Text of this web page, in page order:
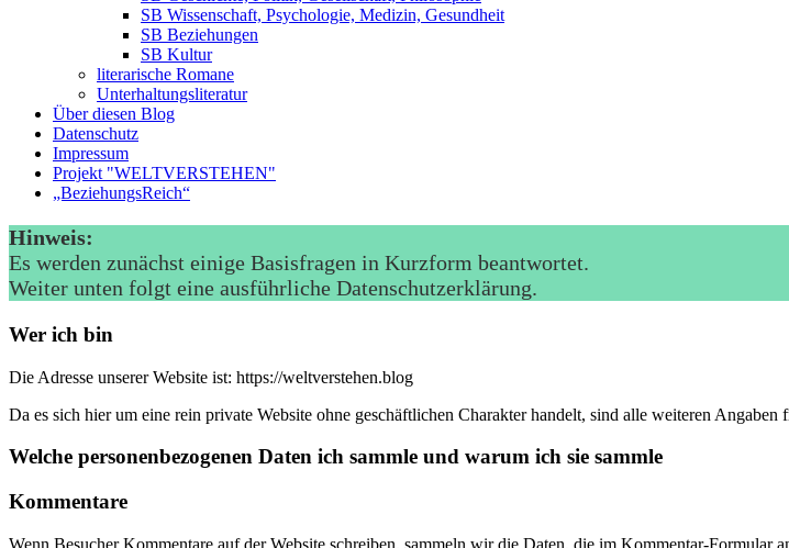
SB Wissenschaft, Psychologie, Medizin, Gesundheit
SB Beziehungen
SB Kultur
literarische Romane
Unterhaltungsliteratur
Über diesen Blog
Datenschutz
Impressum
Projekt "WELTVERSTEHEN"
„BeziehungsReich“
Hinweis:
Es werden zunächst einige Basisfragen in Kurzform beantwortet.
Weiter unten folgt eine ausführliche Datenschutzerklärung.
Wer ich bin
Die Adresse unserer Website ist: https://weltverstehen.blog
Da es sich hier um eine rein private Website ohne geschäftlichen Charakter handelt, sind alle weiteren
Welche personenbezogenen Daten ich sammle und warum ich sie sammle
Kommentare
Wenn Besucher Kommentare auf der Website schreiben, sammeln wir die Daten, die im Kommentar-